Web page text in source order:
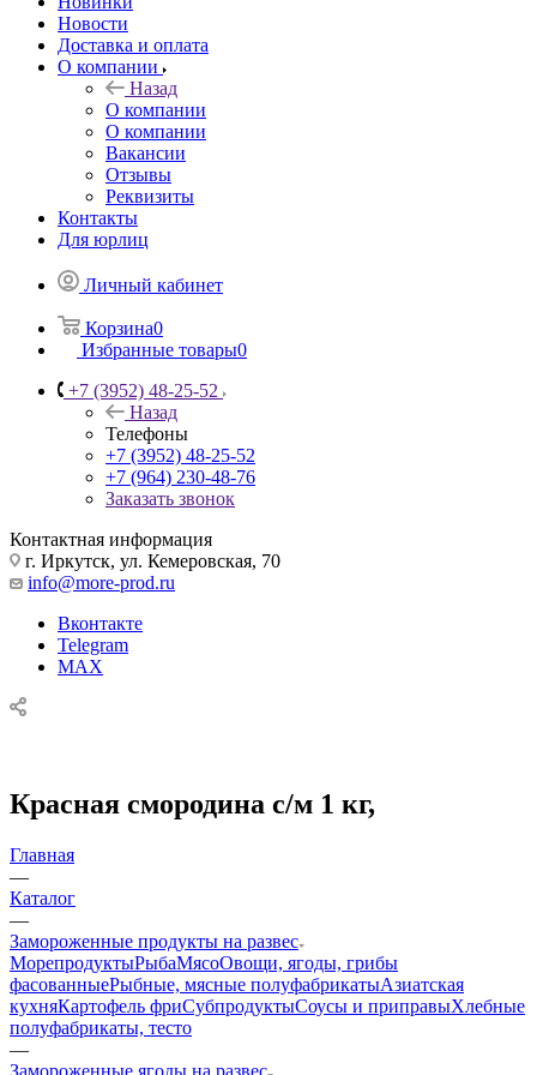
Новости
Доставка и оплата
О компании
Назад
О компании
О компании
Вакансии
Отзывы
Реквизиты
Контакты
Для юрлиц
Личный кабинет
Корзина0
Избранные товары0
+7 (3952) 48-25-52
Назад
Телефоны
+7 (3952) 48-25-52
+7 (964) 230-48-76
Заказать звонок
Контактная информация
г. Иркутск, ул. Кемеровская, 70
info@more-prod.ru
Вконтакте
Telegram
MAX
Красная смородина с/м 1 кг,
Главная
—
Каталог
—
Замороженные продукты на развес
МорепродуктыРыбаМясоОвощи, ягоды, грибы
фасованныеРыбные, мясные полуфабрикатыАзиатская
кухняКартофель фриСубпродуктыСоусы и приправыХлебные
полуфабрикаты, тесто
—
Замороженные ягоды на развес